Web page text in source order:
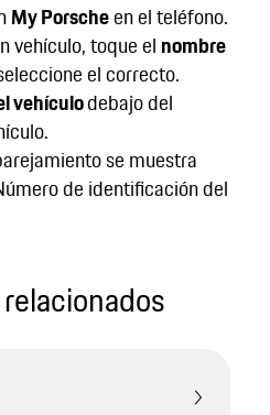
My Porscheen el teléfono.
vehículo, toque el nombre
el correcto.
vehículodebajo del
se muestra
de identificación del